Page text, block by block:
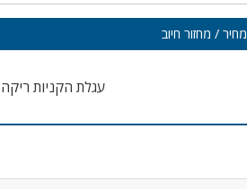
מחיר / מחזור חיוב
עגלת הקניות ריקה